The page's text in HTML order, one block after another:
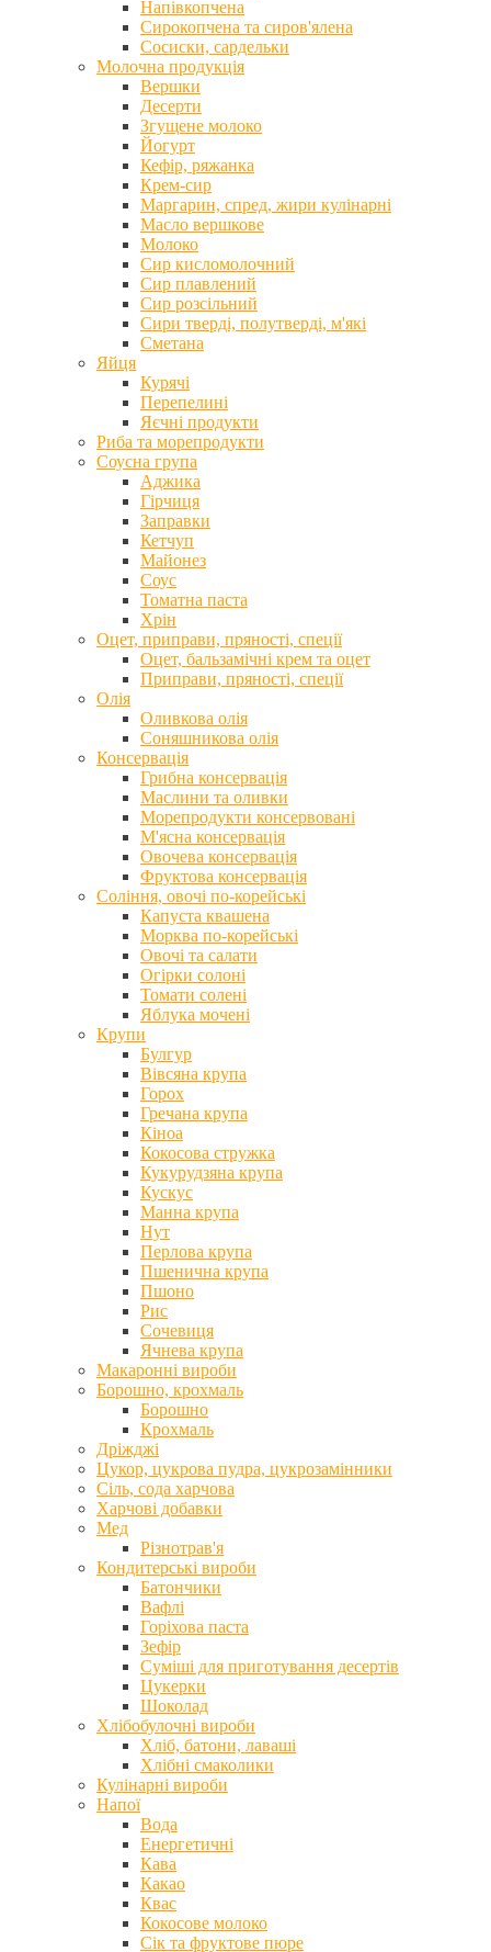
Напівкопчена
Сирокопчена та сиров'ялена
Сосиски, сардельки
Молочна продукція
Вершки
Десерти
Згущене молоко
Йогурт
Кефір, ряжанка
Крем-сир
Маргарин, спред, жири кулінарні
Масло вершкове
Молоко
Сир кисломолочний
Сир плавлений
Сир розсільний
Сири тверді, полутверді, м'які
Сметана
Яйця
Курячі
Перепелині
Яєчні продукти
Риба та морепродукти
Соусна група
Аджика
Гірчиця
Заправки
Кетчуп
Майонез
Соус
Томатна паста
Хрін
Оцет, приправи, пряності, спеції
Оцет, бальзамічні крем та оцет
Приправи, пряності, спеції
Олія
Оливкова олія
Соняшникова олія
Консервація
Грибна консервація
Маслини та оливки
Морепродукти консервовані
М'ясна консервація
Овочева консервація
Фруктова консервація
Соління, овочі по-корейські
Капуста квашена
Морква по-корейські
Овочі та салати
Огірки солоні
Томати солені
Яблука мочені
Крупи
Булгур
Вівсяна крупа
Горох
Гречана крупа
Кіноа
Кокосова стружка
Кукурудзяна крупа
Кускус
Манна крупа
Нут
Перлова крупа
Пшенична крупа
Пшоно
Рис
Сочевиця
Ячнева крупа
Макаронні вироби
Борошно, крохмаль
Борошно
Крохмаль
Дріжджі
Цукор, цукрова пудра, цукрозамінники
Сіль, сода харчова
Харчові добавки
Мед
Різнотрав'я
Кондитерські вироби
Батончики
Вафлі
Горіхова паста
Зефір
Суміші для приготування десертів
Цукерки
Шоколад
Хлібобулочні вироби
Хліб, батони, лаваші
Хлібні смаколики
Кулінарні вироби
Напої
Вода
Енергетичні
Кава
Какао
Квас
Кокосове молоко
Сік та фруктове пюре